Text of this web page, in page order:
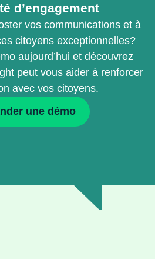
d’engagement
vos communications et à
citoyens exceptionnelles?
aujourd’hui et découvrez
peut vous aider à renforcer
avec vos citoyens.
une démo